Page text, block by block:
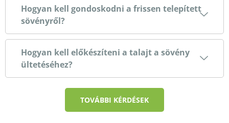
Hogyan kell gondoskodni a frissen telepített
sövényről?
Hogyan kell előkészíteni a talajt a sövény
ültetéséhez?
TOVÁBBI KÉRDÉSEK